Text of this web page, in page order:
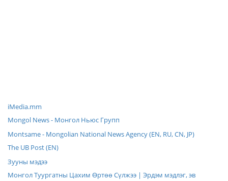
iMedia.mm
Mongol News - Монгол Ньюс Групп
Montsame - Mongolian National News Agency (EN, RU, CN, JP)
The UB Post (EN)
Зууны мэдээ
Монгол Туургатны Цахим Өртөө Сүлжээ | Эрдэм мэдлэг, эв